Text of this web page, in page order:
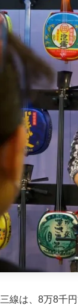
線は、8万8千